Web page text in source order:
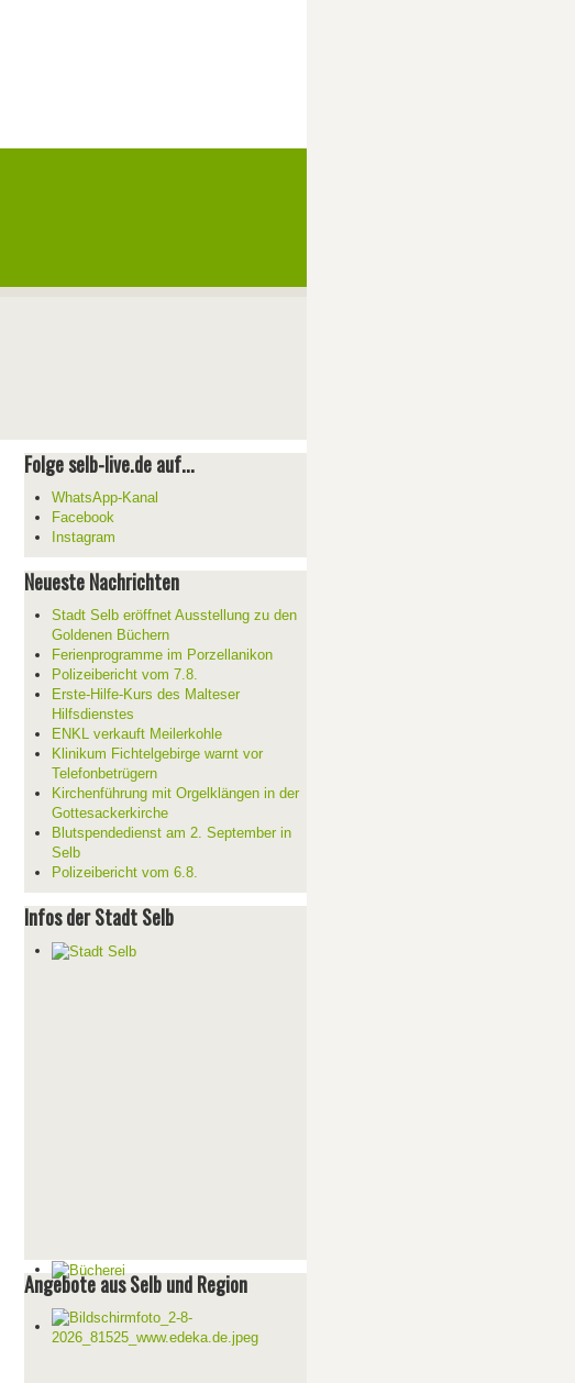
Folge selb-live.de auf...
WhatsApp-Kanal
Facebook
Instagram
Neueste Nachrichten
Stadt Selb eröffnet Ausstellung zu den
Goldenen Büchern
Ferienprogramme im Porzellanikon
Polizeibericht vom 7.8.
Erste-Hilfe-Kurs des Malteser
Hilfsdienstes
ENKL verkauft Meilerkohle
Klinikum Fichtelgebirge warnt vor
Telefonbetrügern
Kirchenführung mit Orgelklängen in der
Gottesackerkirche
Blutspendedienst am 2. September in
Selb
Polizeibericht vom 6.8.
Infos der Stadt Selb
Angebote aus Selb und Region